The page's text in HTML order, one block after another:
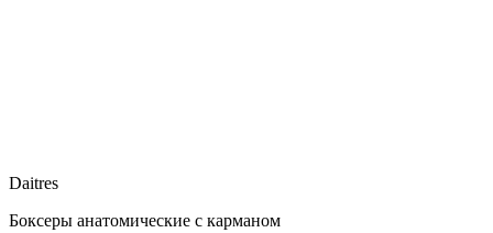
Daitres
Боксеры анатомические с карманом